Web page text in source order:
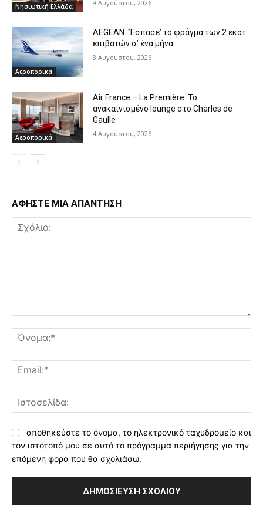
Νησιωτική Ελλάδα 9 Αυγούστου, 2026
Αεροπορικά
AEGEAN: ‘Έσπασε’ το φράγμα των 2 εκατ.
επιβατών σ’ ένα μήνα
8 Αυγούστου, 2026
Αεροπορικά
Air France – La Première: Το
ανακαινισμένο lounge στο Charles de
Gaulle
4 Αυγούστου, 2026
ΑΦΗΣΤΕ ΜΙΑ ΑΠΑΝΤΗΣΗ
αποθηκεύστε το όνομα, το ηλεκτρονικό ταχυδρομείο και
τον ιστότοπό μου σε αυτό το πρόγραμμα περιήγησης για την
επόμενη φορά που θα σχολιάσω.